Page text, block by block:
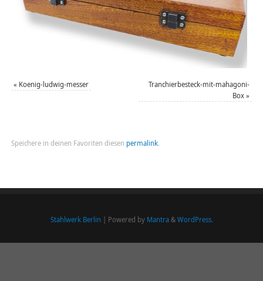
« Koenig-ludwig-messer
Tranchierbesteck-mit-mahagoni-
Box »
Speichere in deinen Favoriten diesen permalink.
Stahlwerk Berlin | Powered by Mantra& WordPress.